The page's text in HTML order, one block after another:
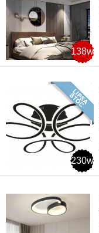
138w
230w